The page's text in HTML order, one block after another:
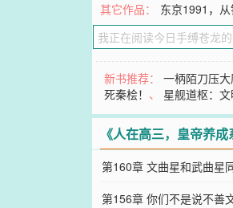
其它作品： 东京1991，
新书推荐：一柄陌刀压
死秦桧！ 、 星舰道枢：
《人在高三，皇帝养
第160章 文曲星和武曲星
第156章 你们不是说不善